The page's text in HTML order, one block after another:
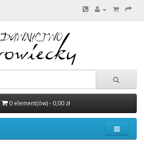
0 element(ów) - 0,00 zł